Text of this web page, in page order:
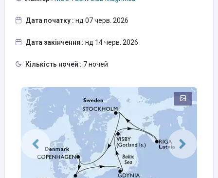
Дата початку : нд 07 черв. 2026
Дата закінчення : нд 14 черв. 2026
Кількість ночей : 7 ночей